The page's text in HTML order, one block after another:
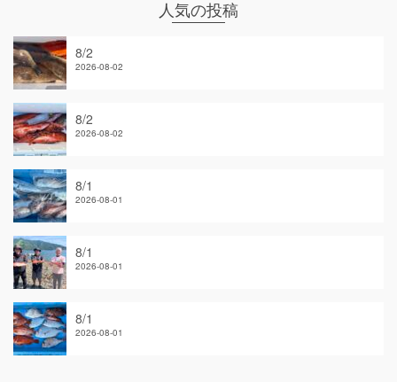
人気の投稿
8/2
2026-08-02
8/2
2026-08-02
8/1
2026-08-01
8/1
2026-08-01
8/1
2026-08-01